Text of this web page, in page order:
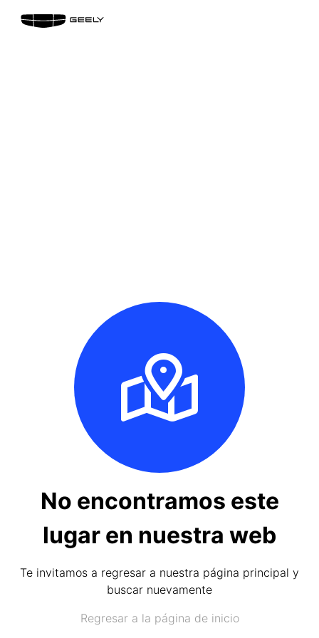
No encontramos este
lugar en nuestra web
Te invitamos a regresar a nuestra página principal y
buscar nuevamente
Regresar a la página de inicio